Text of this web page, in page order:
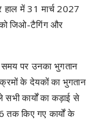
में 31 मार्च 2027
जिओ-टैगिंग और
समय पर उनका भुगतान
के देयकों का भुगतान
कार्यों का कड़ाई से
तक किए गए कार्यों के